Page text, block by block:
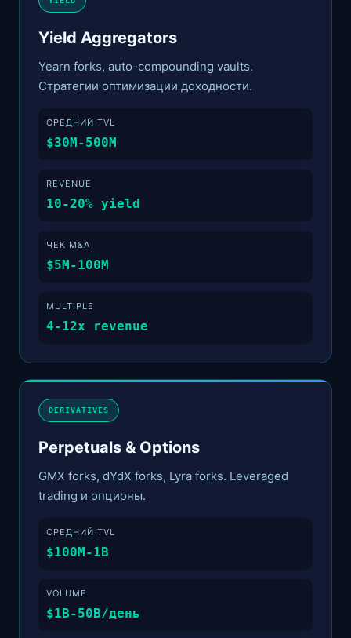
Yield Aggregators
Yearn forks, auto-compounding vaults.
Стратегии оптимизации доходности.
СРЕДНИЙ TVL
$30M-500M
REVENUE
10-20% yield
ЧЕК M&A
$5M-100M
MULTIPLE
4-12x revenue
DERIVATIVES
Perpetuals & Options
GMX forks, dYdX forks, Lyra forks. Leveraged
trading и опционы.
СРЕДНИЙ TVL
$100M-1B
VOLUME
$1B-50B/день